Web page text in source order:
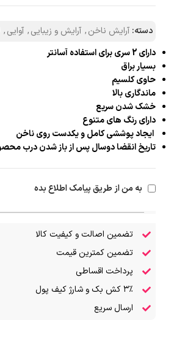
دسته: آرایش ناخن, آرایش و زیبایی, آوایی,
دارای 2 سری برای استفاده آسانتر
بسیار براق
حاوی کلسیم
ماندگاری بالا
خشک شدن سریع
دارای رنگ های متنوع
ایجاد پوششی کامل و یکدست روی ناخن
تاریخ انقضا دوسال پس از باز شدن درب
به من از طریق پیامک اطلاع بده
تضمین اصالت و کیفیت کالا
تضمین کمترین قیمت
پرداخت اقساطی
۳٪ کش بک و شارژ کیف پول
ارسال سریع